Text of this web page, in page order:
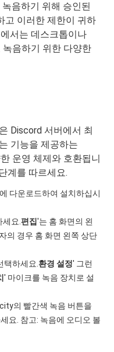
음하기 위해 승인된
고 이러한 제한이 귀하
서는 데스크톱이나
녹음하기 위한 다양한
Discord 서버에서 최
기능을 제공하는
운영 체제와 호환됩니
계를 따르세요.
다운로드하여 설치하십시
세요.편집'는 홈 화면의 왼
의 경우 홈 화면 왼쪽 상단
택하세요. 환경 설정' 그런
' 마이크를 녹음 장치로 설
의 빨간색 녹음 버튼을
요. 참고: 녹음에 오디오 볼